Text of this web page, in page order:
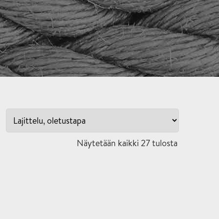
Näytetään kaikki 27 tulosta